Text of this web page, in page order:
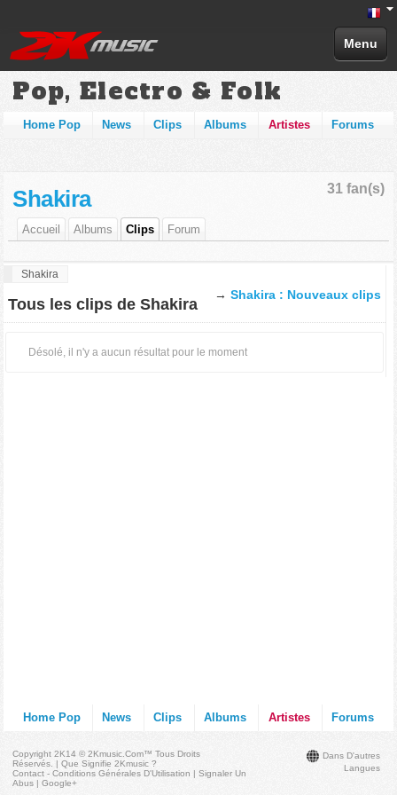
Menu
Pop, Electro & Folk
Home Pop News Clips Albums Artistes Forums
31 fan(s)
Shakira
Accueil Albums Clips Forum
Shakira
→ Shakira : Nouveaux clips
Tous les clips de Shakira
Désolé, il n'y a aucun résultat pour le moment
Home Pop News Clips Albums Artistes Forums
Dans D'autres
Langues
Copyright 2K14 © 2Kmusic.com™Tous Droits
Réservés . |Que Signifie 2Kmusic ?
Contact - Conditions Générales D'Utilisation |Signaler Un
Abus |Google+